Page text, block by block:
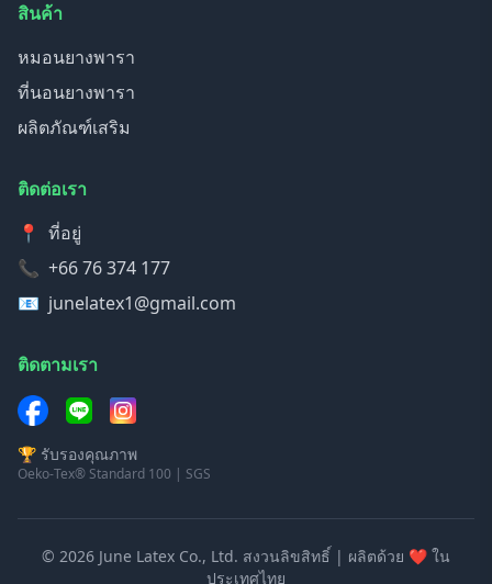
สินค้า
หมอนยางพารา
ที่นอนยางพารา
ผลิตภัณฑ์เสริม
ติดต่อเรา
📍
ที่อยู่
📞 +66 76 374 177
📧 junelatex1@gmail.com
ติดตามเรา
🏆 รับรองคุณภาพ
Oeko-Tex® Standard 100 | SGS
© 2026 June Latex Co., Ltd. สงวนลิขสิทธิ์ | ผลิตด้วย ❤️ ใน
ประเทศไทย